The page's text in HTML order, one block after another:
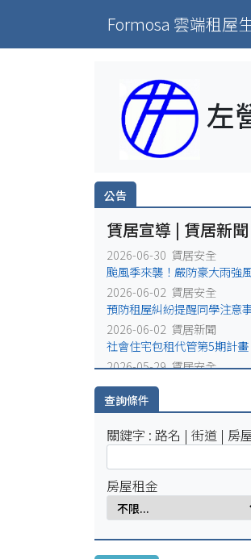
Formosa 雲端租屋
左
公告
賃居宣導 | 賃居新聞
2026-06-30 賃居安全
颱風季來襲！嚴防豪大雨強
2026-06-02 賃居安全
預防租屋糾紛提醒同學注意
2026-06-02 賃居新聞
社會住宅包租代管第5期計畫
2026-05-29 賃居安全
火災避難，千萬別躲浴室廁所!
2026-05-25 賃居安全
2026-05-18 賃居新聞
查詢條件
關鍵字 : 路名 | 街道 | 房
房屋租金